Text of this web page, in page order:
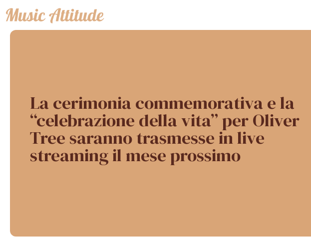
Vai
al
contenuto
La cerimonia commemorativa e la
“celebrazione della vita” per Oliver
Tree saranno trasmesse in live
streaming il mese prossimo